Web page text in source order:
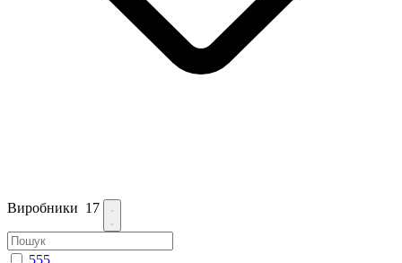
Виробники 17
555